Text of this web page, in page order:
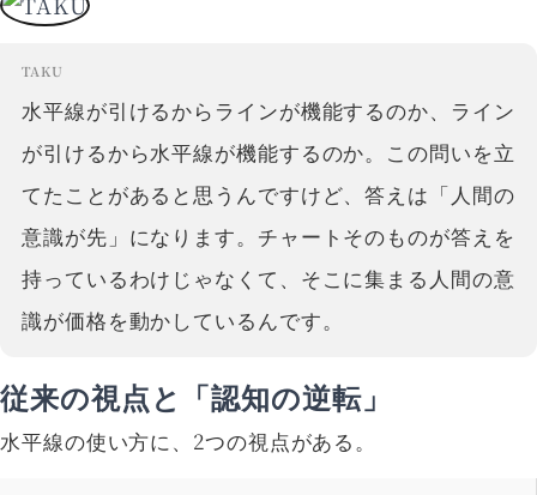
TAKU
水平線が引けるからラインが機能するのか、ライン
が引けるから水平線が機能するのか。この問いを立
てたことがあると思うんですけど、答えは「人間の
意識が先」になります。チャートそのものが答えを
持っているわけじゃなくて、そこに集まる人間の意
識が価格を動かしているんです。
従来の視点と「認知の逆転」
水平線の使い方に、2つの視点がある。